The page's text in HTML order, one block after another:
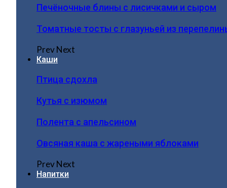
Печёночные блины с лисичками и сыром
Томатные тосты с глазуньей из
PrevNext
Каши
Птица сдохла
Кутья с изюмом
Полента с апельсином
Овсяная каша с жареными яблоками
PrevNext
Напитки